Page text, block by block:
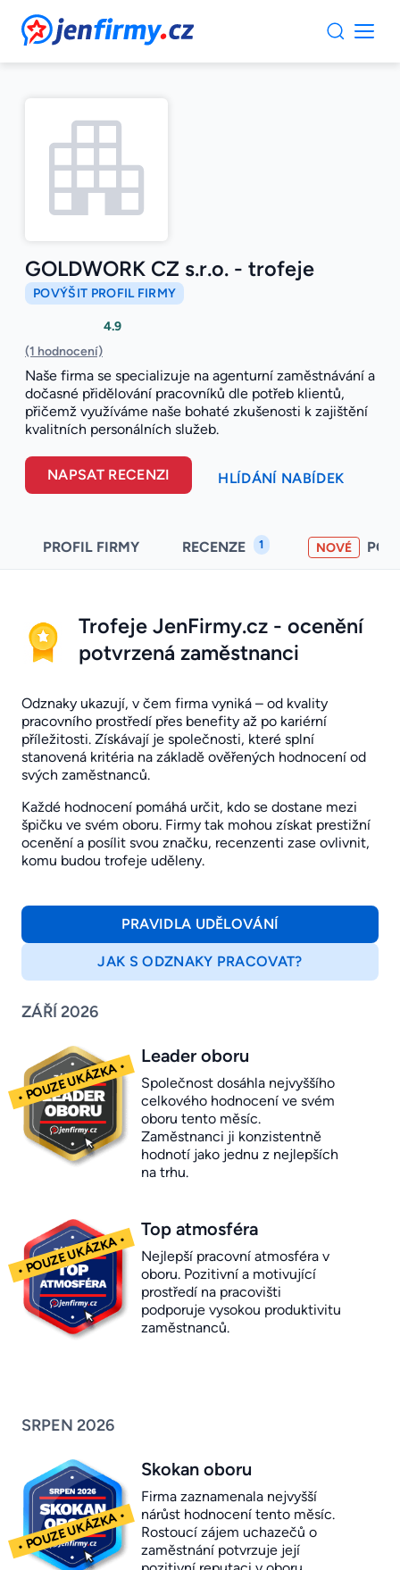
JenFirmy.cz
GOLDWORK CZ s.r.o. - trofeje
POVÝŠIT PROFIL FIRMY
4.9
(1 hodnocení)
Naše firma se specializuje na agenturní zaměstnávání a
dočasné přidělování pracovníků dle potřeb klientů,
přičemž využíváme naše bohaté zkušenosti k zajištění
kvalitních personálních služeb.
NAPSAT RECENZI HLÍDÁNÍ NABÍDEK
PROFIL FIRMY RECENZE 1 NOVÉ
Trofeje JenFirmy.cz - ocenění
potvrzená zaměstnanci
Odznaky ukazují, v čem firma vyniká – od kvality
pracovního prostředí přes benefity až po kariérní
příležitosti. Získávají je společnosti, které splní
stanovená kritéria na základě ověřených hodnocení od
svých zaměstnanců.
Každé hodnocení pomáhá určit, kdo se dostane mezi
špičku ve svém oboru. Firmy tak mohou získat prestižní
ocenění a posílit svou značku, recenzenti zase ovlivnit,
komu budou trofeje uděleny.
PRAVIDLA UDĚLOVÁNÍ
JAK S ODZNAKY PRACOVAT?
ZÁŘÍ 2026
Leader oboru
Společnost dosáhla nejvyššího
celkového hodnocení ve svém
oboru tento měsíc.
Zaměstnanci ji konzistentně
hodnotí jako jednu z nejlepších
na trhu.
Top atmosféra
Nejlepší pracovní atmosféra v
oboru. Pozitivní a motivující
prostředí na pracovišti
podporuje vysokou produktivitu
zaměstnanců.
SRPEN 2026
Skokan oboru
Firma zaznamenala nejvyšší
nárůst hodnocení tento měsíc.
Rostoucí zájem uchazečů o
zaměstnání potvrzuje její